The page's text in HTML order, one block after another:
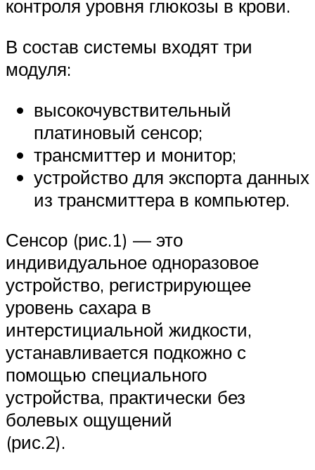
контроля уровня глюкозы в крови.
В состав системы входят три
модуля:
высокочувствительный
платиновый сенсор;
трансмиттер и монитор;
устройство для экспорта данных
из трансмиттера в компьютер.
Сенсор (рис.1) — это
индивидуальное одноразовое
устройство, регистрирующее
уровень сахара в
интерстициальной жидкости,
устанавливается подкожно с
помощью специального
устройства, практически без
болевых ощущений
(рис.2).